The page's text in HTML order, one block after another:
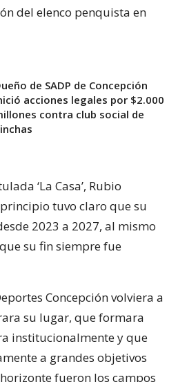
del elenco penquista en
de SADP de Concepción
acciones legales por $2.000
contra club social de
‘La Casa’, Rubio
tuvo claro que su
2023 a 2027, al mismo
su fin siempre fue
Concepción volviera a
su lugar, que formara
institucionalmente y que
a grandes objetivos
fueron los campos